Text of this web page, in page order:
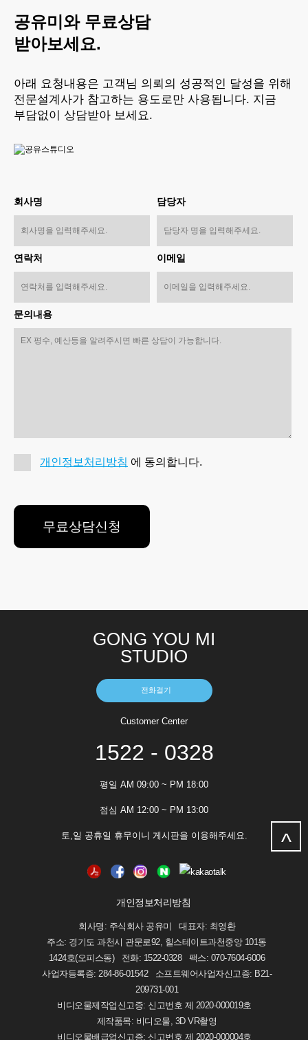
공유미와 무료상담
받아보세요.
아래 요청내용은 고객님 의뢰의 성공적인 달성을 위해
전문설계사가 참고하는 용도로만 사용됩니다. 지금
부담없이 상담받아 보세요.
회사명 담당자
연락처 이메일
문의내용
개인정보처리방침 에 동의합니다.
GONG YOU MI
STUDIO
전화걸기
Customer Center
1522 - 0328
평일 AM 09:00 ~ PM 18:00
점심 AM 12:00 ~ PM 13:00
토,일 공휴일 휴무이니 게시판을 이용해주세요.
개인정보처리방침
회사명: 주식회사 공유미 대표자: 최영환
주소: 경기도 과천시 관문로92, 힐스테이트과천중앙 101동
1424호(오피스동) 전화: 1522-0328 팩스: 070-7604-6006
사업자등록증: 284-86-01542 소프트웨어사업자신고증: B21-
209731-001
비디오물제작업신고증: 신고번호 제 2020-000019호
제작품목: 비디오물, 3D VR촬영
비디오물배급업신고증: 신고번호 제 2020-000004호
^